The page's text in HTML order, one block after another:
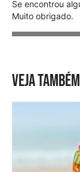
Se encontrou
Muito obrigado.
VEJA TAMBÉM